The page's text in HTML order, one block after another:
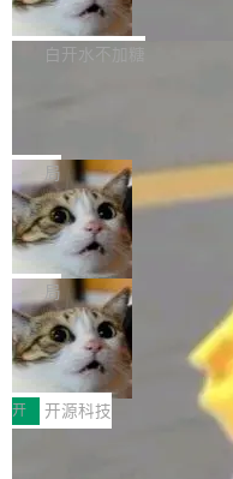
联 加...
经过人工复核，准确度令人
社区爱好者提供了高效跟踪
他宣布了一个新消息：从
他可以全职维护 libexpat 了
库之一。你的操作系统、浏
施软件，很可能都在用它。
的人一直在用业余...
Firefox 153.0.3 现已发布
下： New Smart Window
i> <li>现在，助手可以直接使用 Exa 的网络搜索
结果回答问题，而无需将问
（<a href="https://
bug.cgi?id=204...
白开水不加糖
的 npm 包。项目的核心论
ent 计算。真正适合的，是
工程师在这件事上没什么可
orkers 跑了十年 Isolate。
nce 的话说：「我们一生都
码，而 AI Agent 不需要容
late。」 容器为什么不合适
和销毁都太重了。一个
只需要几毫秒的 CPU 时间
就绪要花数秒。如果未来有
局
OpenAI 公开邮件和聊天
诉讼，称“Apple is
g”
上个月，苹果一纸诉状把
控其挖角苹果前员工并窃取
状把 OpenAI 描述成一个系
人、套取机密信息的对手。
函，也没选择庭外沉默。它
文，标题只有六个字：
ng。 然后，它把邮件往来
录全贴了出来。 他发错人
局
HUAWEI MatePad Edge
ddy鸿蒙PC版，说话就能
搭子
全能AI工作台WorkBuddy
I MatePad Edge应用市场
用，与鸿蒙电脑上的体验一
这是目前市面上唯一支持
开 开源科技
FFmpeg 9.0 发布：代号